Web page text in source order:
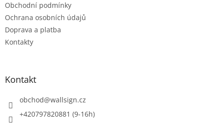
Obchodní podmínky
Ochrana osobních údajů
Doprava a platba
Kontakty
Kontakt
obchod@wallsign.cz
+420797820881 (9-16h)